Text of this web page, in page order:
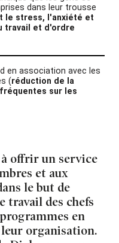
dans leur trousse
le stress, l'anxiété et
travail et d'ordre
en association avec les
(réduction de la
sur les
offrir un service
et aux
le but de
travail des chefs
en
organisation.